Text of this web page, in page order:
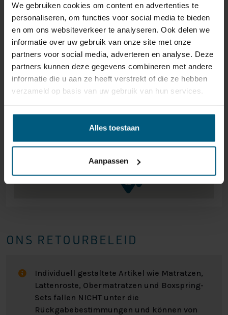
We gebruiken cookies om content en advertenties te
personaliseren, om functies voor social media te bieden
en om ons websiteverkeer te analyseren. Ook delen we
informatie over uw gebruik van onze site met onze
partners voor social media, adverteren en analyse. Deze
partners kunnen deze gegevens combineren met andere
informatie die u aan ze heeft verstrekt of die ze hebben
verzameld op basis van uw gebruik van hun services.
Alles toestaan
Aanpassen
ONS RETOURBELEID
Individuell gestaltete Artikel wie Matratzen,
Lattenroste, Obermatratzen und Boxspring-
Sets fallen NICHT unter die
Rückgabebestimmungen und können von